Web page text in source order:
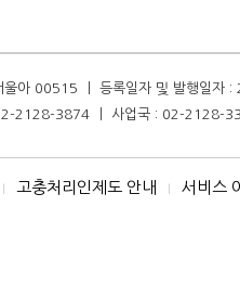
울아 00515 ㅣ 등록일자 및 발행일자
02-2128-3874 ㅣ 사업국 : 02-2128-
I 고충처리인제도 안내 I 서비스